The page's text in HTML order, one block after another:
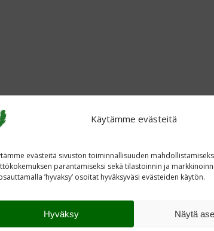
Käytämme evästeitä
evästeitä sivuston toiminnallisuuden
parantamiseksi sekä tilastoinnin ja
’hyvaksy’ osoitat hyväksyväsi evästeiden käytön.
Hyväksy Näytä
poliittisista näkemyksistä,
mistä kertoo korkea
jäseninä. Sotainvalidien keskinäisen
laaja tuki. Kansalaiskeräyksillä ja
ja paikata valtion hoito- ja